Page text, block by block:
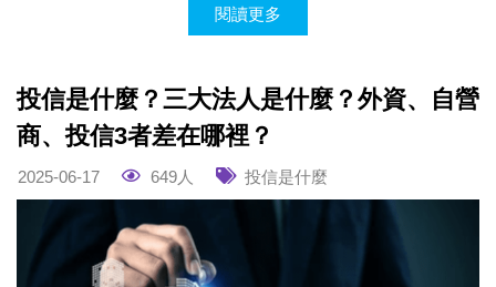
閱讀更多
投信是什麼？三大法人是什麼？外資、自營
商、投信3者差在哪裡？
2025-06-17 649人 投信是什麼